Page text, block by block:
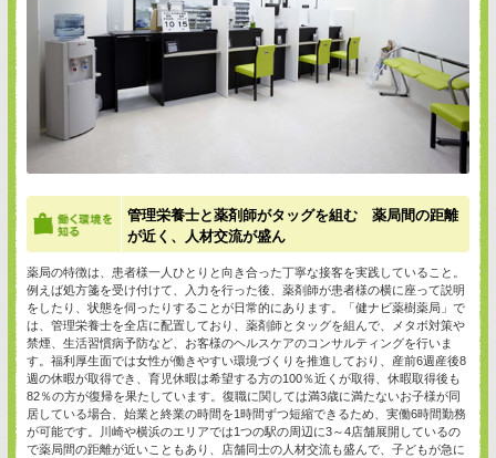
管理栄養士と薬剤師がタッグを組む 薬局間の距離
が近く、人材交流が盛ん
薬局の特徴は、患者様一人ひとりと向き合った丁寧な接客を実践していること。
例えば処方箋を受け付けて、入力を行った後、薬剤師が患者様の横に座って説明
をしたり、状態を伺ったりすることが日常的にあります。「健ナビ薬樹薬局」で
は、管理栄養士を全店に配置しており、薬剤師とタッグを組んで、メタボ対策や
禁煙、生活習慣病予防など、お客様のヘルスケアのコンサルティングを行いま
す。福利厚生面では女性が働きやすい環境づくりを推進しており、産前6週産後8
週の休暇が取得でき、育児休暇は希望する方の100％近くが取得、休暇取得後も
82％の方が復帰を果たしています。復職に関しては満3歳に満たないお子様が同
居している場合、始業と終業の時間を1時間ずつ短縮できるため、実働6時間勤務
が可能です。川崎や横浜のエリアでは1つの駅の周辺に3～4店舗展開しているの
で薬局間の距離が近いこともあり、店舗同士の人材交流も盛んで、子どもが急に